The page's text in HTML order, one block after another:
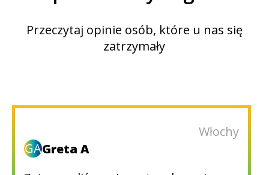
Przeczytaj opinie osób, które u nas się
zatrzymały
Słowenia
M Matjaz_71